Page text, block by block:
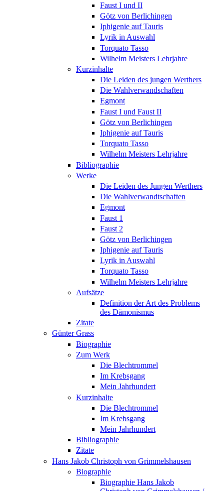
Faust I und II
Götz von Berlichingen
Iphigenie auf Tauris
Lyrik in Auswahl
Torquato Tasso
Wilhelm Meisters Lehrjahre
Kurzinhalte
Die Leiden des jungen Werthers
Die Wahlverwandschaften
Egmont
Faust I und Faust II
Götz von Berlichingen
Iphigenie auf Tauris
Torquato Tasso
Wilhelm Meisters Lehrjahre
Bibliographie
Werke
Die Leiden des Jungen Werthers
Die Wahlverwandtschaften
Egmont
Faust 1
Faust 2
Götz von Berlichingen
Iphigenie auf Tauris
Lyrik in Auswahl
Torquato Tasso
Wilhelm Meisters Lehrjahre
Aufsätze
Definition der Art des Problems
des Dämonismus
Zitate
Günter Grass
Biographie
Zum Werk
Die Blechtrommel
Im Krebsgang
Mein Jahrhundert
Kurzinhalte
Die Blechtrommel
Im Krebsgang
Mein Jahrhundert
Bibliographie
Zitate
Hans Jakob Christoph von Grimmelshausen
Biographie
Biographie Hans Jakob